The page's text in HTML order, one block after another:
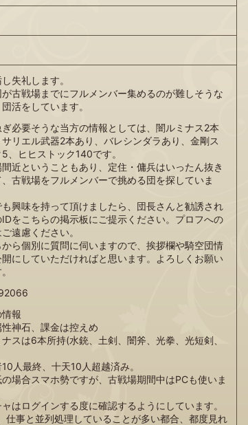
失礼します。
が古戦場までにフルメンバー集めるのが難しそうな
活をしています。
必要そうな当方の情報としては、闇ルミナス2本
サリエル武器2本あり、バレシンダラあり、金剛ス
5、ヒヒストック140です。
近ということもあり、定住・傭兵はいったん抜き
、古戦場をフルメンバーで挑める団を探していま
も興味を持って頂けましたら、団長さんと勧誘され
IDをこちらの掲示板にご提示ください。プロフへの
遠慮ください。
から個別に質問に伺いますので、挨拶欄や騎空団情
にしていただければと思います。よろしくお願い
報
性神石、課金は控えめ
ナスは6本所持(水銃、土剣、闇斧、光拳、光短剣、
10人最終、十天10人超越済み。
の場合スマホ勢ですが、古戦場期間中はPCも使いま
ャはログインする度に確認するようにしています。
仕事と並列処理していることが多い都合、都度見れ